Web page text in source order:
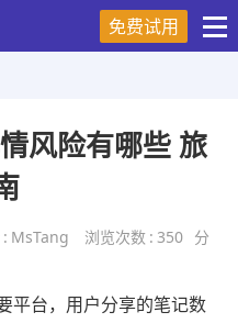
免费试用
风险有哪些 旅
: MsTang 浏览次数 : 350 分
平台，用户分享的笔记数